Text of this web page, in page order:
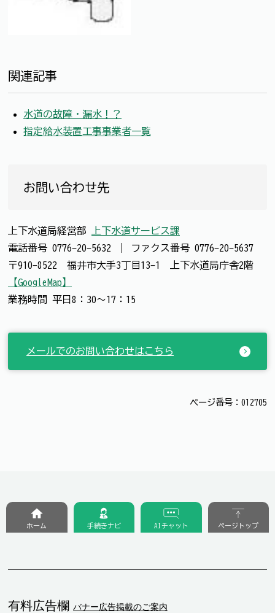
関連記事
水道の故障・漏水！？
指定給水装置工事事業者一覧
お問い合わせ先
上下水道局経営部
上下水道サービス課
電話番号 0776-20-5632 ファクス番号 0776-20-5637
〒910-8522 福井市大手3丁目13-1 上下水道局庁舎2階
【GoogleMap】
業務時間 平日8：30～17：15
メールでのお問い合わせはこちら
ページ番号：012705
有料広告欄 バナー広告掲載のご案内
ホーム 手続きナビ AIチャット ページトップ